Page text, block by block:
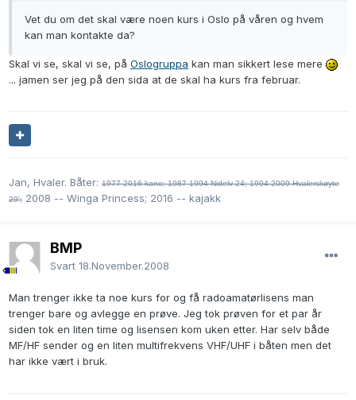
Vet du om det skal være noen kurs i Oslo på våren og hvem
kan man kontakte da?
Skal vi se, skal vi se, på Oslogruppa kan man sikkert lese mere
... jamen ser jeg på den sida at de skal ha kurs fra februar.
Jan, Hvaler. Båter: 1977-2016 kano;1987-1994 Nidelv 24; 1994-2009 Hvalerskøyte
29'; 2008 -- Winga Princess; 2016 -- kajakk
BMP
Svart 18.November.2008
Man trenger ikke ta noe kurs for og få radoamatørlisens man
trenger bare og avlegge en prøve. Jeg tok prøven for et par år
siden tok en liten time og lisensen kom uken etter. Har selv både
MF/HF sender og en liten multifrekvens VHF/UHF i båten men det
har ikke vært i bruk.